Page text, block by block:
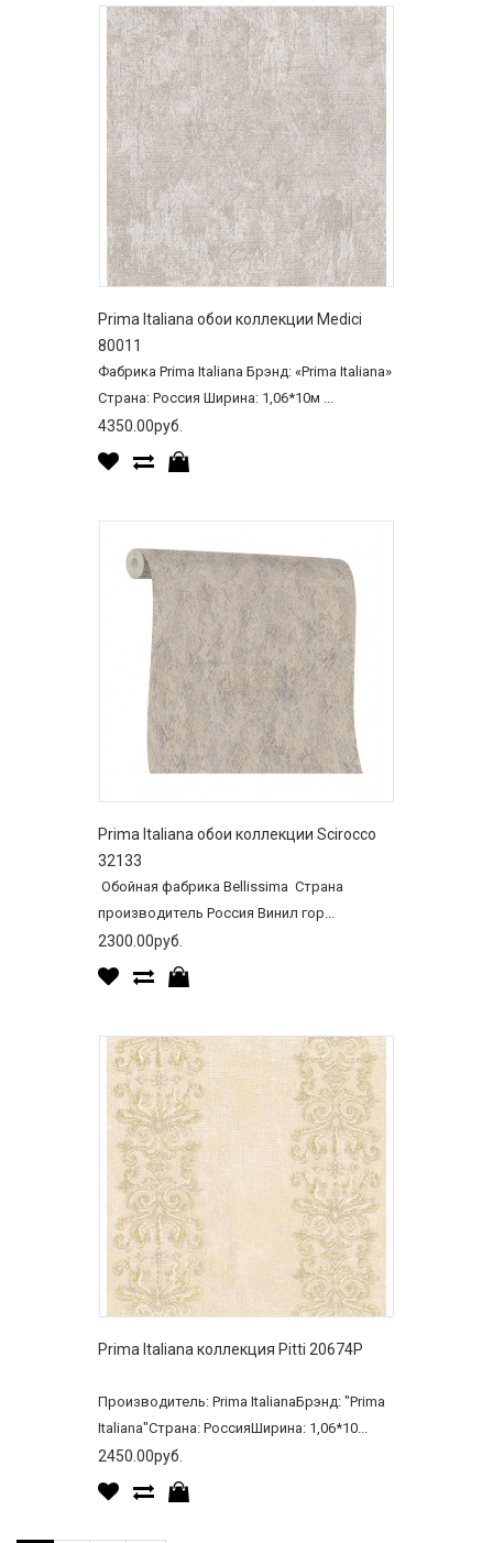
Prima Italiana обои коллекции Medici
80011
Фабрика Prima Italiana Брэнд: «Prima Italiana»
Страна: Россия Ширина: 1,06*10м ...
4350.00руб.
Prima Italiana обои коллекции Scirocco
32133
Обойная фабрика Bellissima Страна
производитель Россия Винил гор...
2300.00руб.
Prima Italiana коллекция Pitti 20674P
Производитель: Prima ItalianaБрэнд: "Prima
Italiana"Страна: РоссияШирина: 1,06*10...
2450.00руб.